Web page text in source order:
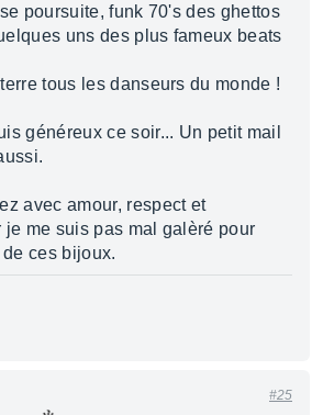
poursuite, funk 70's des ghettos
uns des plus fameux beats
tous les danseurs du monde !
généreux ce soir... Un petit mail
avec amour, respect et
je me suis pas mal galèré pour
ces bijoux.
#25